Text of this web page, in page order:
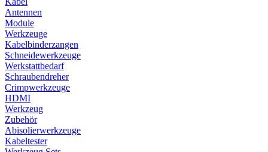
Antennen
Module
Werkzeuge
Kabelbinderzangen
Schneidewerkzeuge
Werkstattbedarf
Schraubendreher
Crimpwerkzeuge
HDMI
Werkzeug
Zubehör
Abisolierwerkzeuge
Kabeltester